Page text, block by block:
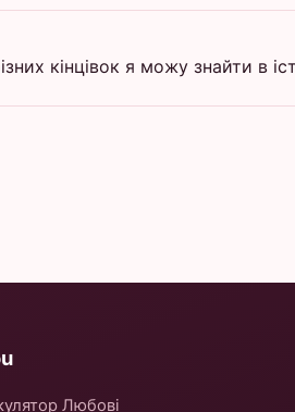
кінцівок я можу знайти в
Любові